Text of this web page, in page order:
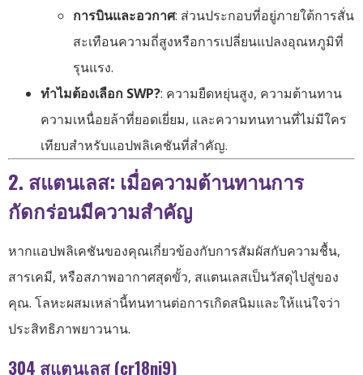
การบินและอวกาศ: ส่วนประกอบที่อยู่ภายใต้การสั่น
สะเทือนความถี่สูงหรือการเปลี่ยนแปลงอุณหภูมิที่
รุนแรง.
ทำไมต้องเลือก SWP?: ความยืดหยุ่นสูง, ความต้านทาน
ความเหนื่อยล้าที่ยอดเยี่ยม, และความทนทานที่ไม่มีใคร
เทียบสำหรับแอปพลิเคชันที่สำคัญ.
2. สแตนเลส: เมื่อความต้านทานการ
กัดกร่อนมีความสำคัญ
หากแอปพลิเคชันของคุณเกี่ยวข้องกับการสัมผัสกับความชื้น,
สารเคมี, หรือสภาพอากาศสุดขั้ว, สแตนเลสเป็นวัสดุไปสู่ของ
คุณ. โลหะผสมเหล่านี้ทนทานต่อการเกิดสนิมและให้แน่ใจว่า
ประสิทธิภาพยาวนาน.
304 สแตนเลส (cr18ni9)